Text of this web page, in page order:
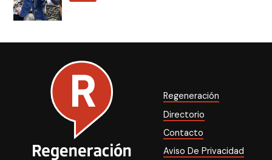
Regeneración
Directorio
Contacto
Aviso De Privacidad